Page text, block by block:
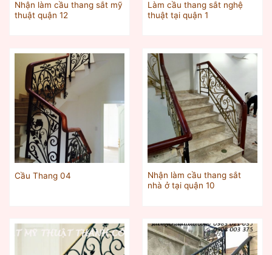
Nhận làm cầu thang sắt mỹ
thuật quận 12
Làm cầu thang sắt nghệ
thuật tại quận 1
Cầu Thang 04
Nhận làm cầu thang sắt
nhà ở tại quận 10